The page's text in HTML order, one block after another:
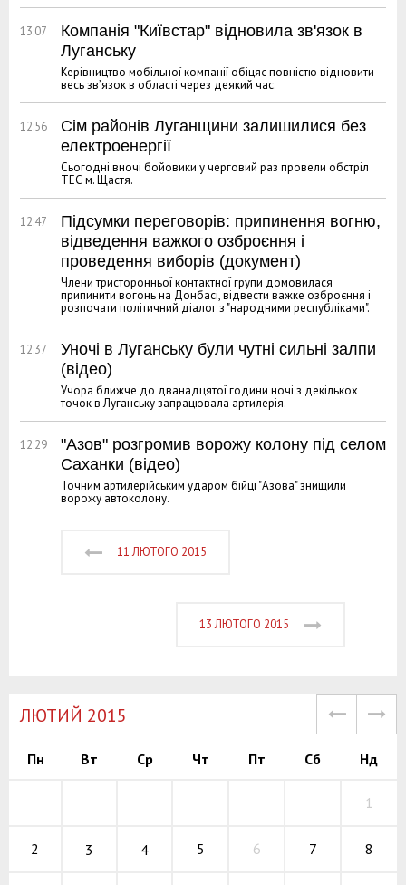
13:07
Компанія "Київстар" відновила зв'язок в
Луганську
Керівництво мобільної компанії обіцяє повністю відновити
весь зв’язок в області через деякий час.
12:56
Сім районів Луганщини залишилися без
електроенергії
Сьогодні вночі бойовики у черговий раз провели обстріл
ТЕС м. Щастя.
12:47
Підсумки переговорів: припинення вогню,
відведення важкого озброєння і
проведення виборів (документ)
Члени тристоронньої контактної групи домовилася
припинити вогонь на Донбасі, відвести важке озброєння і
розпочати політичний діалог з "народними республіками".
12:37
Уночі в Луганську були чутні сильні залпи
(відео)
Учора ближче до дванадцятої години ночі з декількох
точок в Луганську запрацювала артилерія.
12:29
"Азов" розгромив ворожу колону під селом
Саханки (відео)
Точним артилерійським ударом бійці "Азова" знищили
ворожу автоколону.
11 ЛЮТОГО 2015
13 ЛЮТОГО 2015
ЛЮТИЙ 2015
Пн Вт Ср Чт Пт Сб Нд
1
2 3 4 5 6 7 8